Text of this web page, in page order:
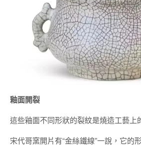
釉面開裂
這些釉面不同形狀的裂紋是燒造工藝上
宋代哥窯開片有“金絲鐵線”一說，它的